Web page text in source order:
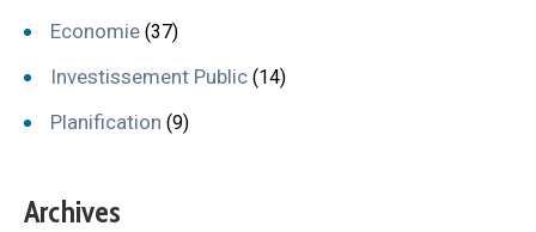
Economie (37)
Investissement Public (14)
Planification (9)
Archives